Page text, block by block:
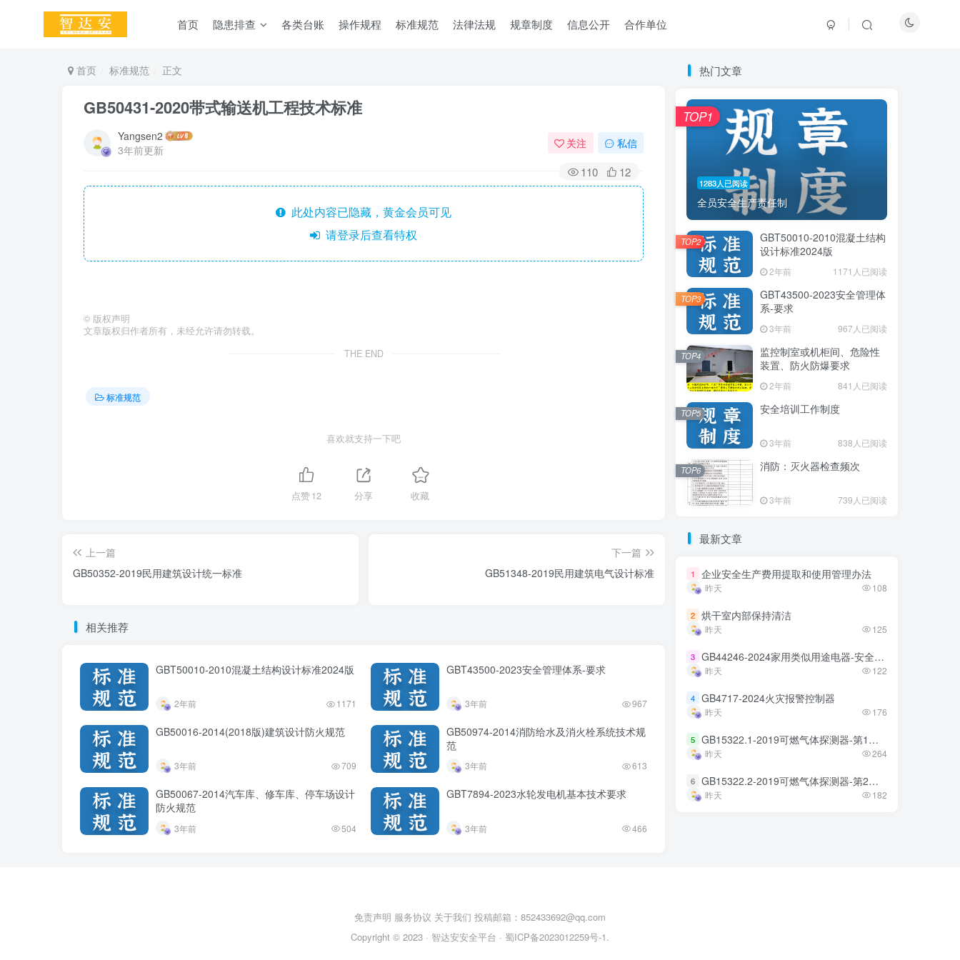
首页 隐患排查 各类台账 操作规程 标准规范 法律法规 规章制度 信息公开 合作单位
首页 标准规范 正文
GB50431-2020带式输送机工程技术标准
Yangsen2
3年前更新
关注 私信
110 12
此处内容已隐藏，黄金会员可见
请登录后查看特权
© 版权声明
文章版权归作者所有，未经允许请勿转载。
THE END
标准规范
喜欢就支持一下吧
点赞12 分享 收藏
上一篇
GB50352-2019民用建筑设计统一标准
下一篇
GB51348-2019民用建筑电气设计标准
相关推荐
GBT50010-2010混凝土结构设计标准2024版
2年前 1171
GBT43500-2023安全管理体系-要求
3年前 967
GB50016-2014(2018版)建筑设计防火规范
3年前 709
GB50974-2014消防给水及消火栓系统技术规
范
3年前 613
GB50067-2014汽车库、修车库、停车场设计
防火规范
3年前 504
GBT7894-2023水轮发电机基本技术要求
3年前 466
热门文章
1283人已阅读
全员安全生产责任制
TOP1
GBT50010-2010混凝土结构
设计标准2024版
2年前 1171人已阅读
TOP2
GBT43500-2023安全管理体
系-要求
3年前 967人已阅读
TOP3
监控制室或机柜间、危险性
装置、防火防爆要求
2年前 841人已阅读
TOP4
安全培训工作制度
3年前 838人已阅读
TOP5
消防：灭火器检查频次
3年前 739人已阅读
TOP6
最新文章
1 企业安全生产费用提取和使用管理办法
昨天 108
2 烘干室内部保持清洁
昨天 125
3 GB44246-2024家用类似用途电器-安全技术规范
昨天 122
4 GB4717-2024火灾报警控制器
昨天 176
5 GB15322.1-2019可燃气体探测器-第1部分
昨天 264
6 GB15322.2-2019可燃气体探测器-第2部分
昨天 182
热门文章
1283人已阅读
全员安全生产责任制
TOP1
GBT50010-2010混凝土结构
设计标准2024版
2年前 1171人已阅读
TOP2
GBT43500-2023安全管理体
系-要求
3年前 967人已阅读
TOP3
监控制室或机柜间、危险性
装置、防火防爆要求
2年前 841人已阅读
TOP4
安全培训工作制度
3年前 838人已阅读
TOP5
消防：灭火器检查频次
3年前 739人已阅读
TOP6
最新文章
1 企业安全生产费用提取和使用管理办法
昨天 108
2 烘干室内部保持清洁
昨天 125
3 GB44246-2024家用类似用途电器-安全技术规范
昨天 122
4 GB4717-2024火灾报警控制器
昨天 176
5 GB15322.1-2019可燃气体探测器-第1部分
昨天 264
6 GB15322.2-2019可燃气体探测器-第2部分
昨天 182
免责声明 服务协议 关于我们 投稿邮箱：852433692@qq.com
Copyright © 2023 · 智达安安全平台 · 蜀ICP备2023012259号-1.